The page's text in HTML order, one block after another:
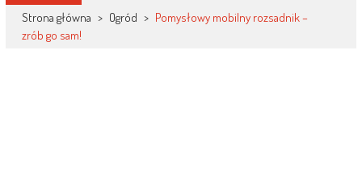
Strona główna > Ogród > Pomysłowy mobilny rozsadnik –
zrób go sam!